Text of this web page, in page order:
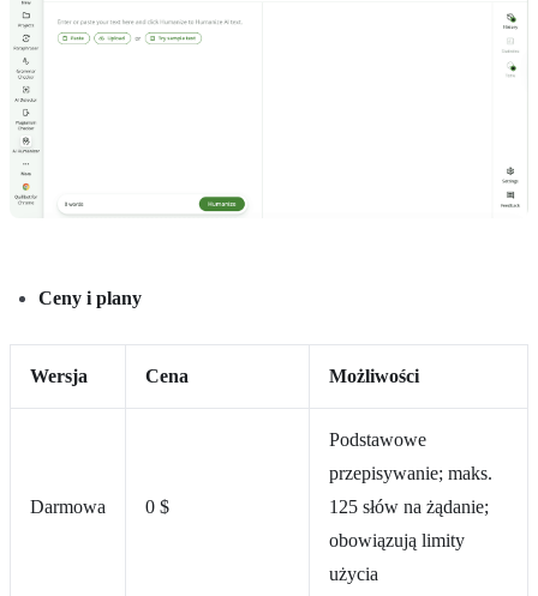
Ceny i plany
Wersja Cena Możliwości
Darmowa 0 $
Podstawowe
przepisywanie; maks.
125 słów na żądanie;
obowiązują limity
użycia